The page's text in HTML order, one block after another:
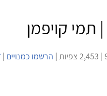
תמי קויפמן
הרשמו כמנויים |